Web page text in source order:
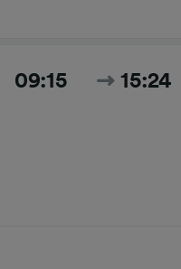
09:15 15:24